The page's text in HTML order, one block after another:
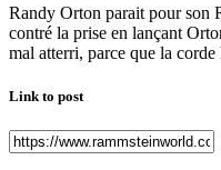
Randy Orton parait pour son
contré la prise en lançant
mal atterri, parce que la corde
Link to post